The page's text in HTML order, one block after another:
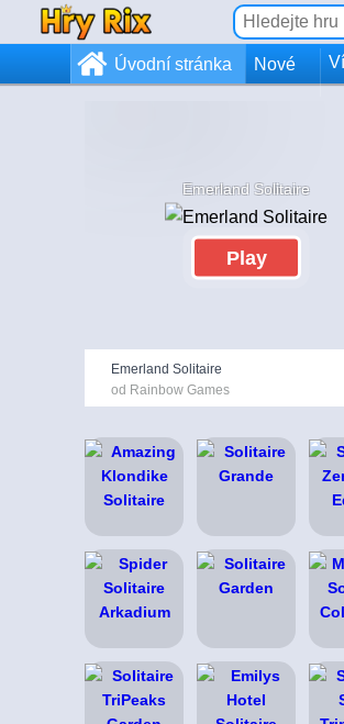
Úvodní stránka Nové
Emerland Solitaire
Play
Emerland Solitaire
od Rainbow Games